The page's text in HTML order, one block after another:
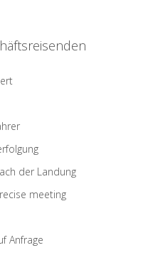
der Landung
meeting
Anfrage